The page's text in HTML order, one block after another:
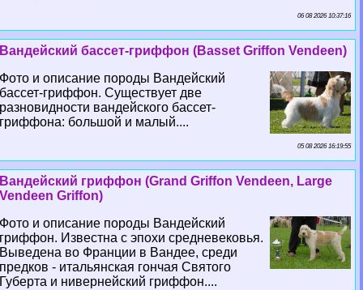
06 08 2026 10:37:16
Вандейский бассет-гриффон (Basset Griffon Vendeen)
Фото и описание породы Вандейский
бассет-гриффон. Существует две
разновидности вандейского бассет-
гриффона: большой и малый....
05 08 2026 16:19:55
Вандейский гриффон (Grand Griffon Vendeen, Large
Vendeen Griffon)
Фото и описание породы Вандейский
гриффон. Известна с эпохи средневековья.
Выведена во Франции в Вандее, среди
предков - итальянская гончая Святого
Губерта и нивернейский гриффон....